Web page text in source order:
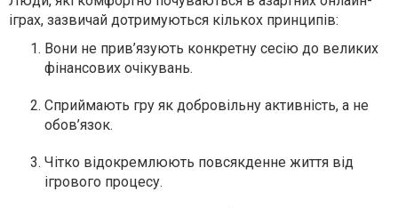
іграх, зазвичай дотримуються кількох принципів:
Вони не прив’язують конкретну сесію до великих
фінансових очікувань.
Сприймають гру як добровільну активність, а не
обов’язок.
Чітко відокремлюють повсякденне життя від
ігрового процесу.